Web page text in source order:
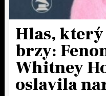
Hlas,
brzy:
Whitney
oslavila